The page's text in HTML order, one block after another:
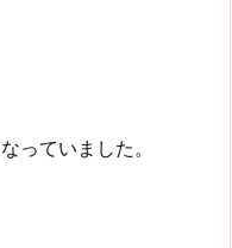
っていました。